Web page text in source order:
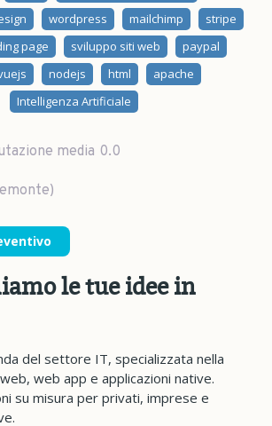
wordpress mailchimp
stripe
page
sviluppo siti web
paypal
nodejs html
apache
Intelligenza Artificiale
media 0.0
le tue idee in
del settore IT, specializzata nella
web app e applicazioni native.
su misura per privati, imprese e